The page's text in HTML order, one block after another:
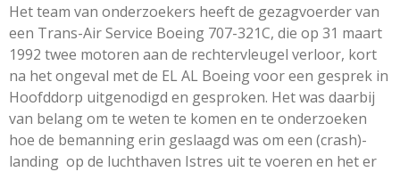
Het team van onderzoekers heeft de gezagvoerder van
een Trans-Air Service Boeing 707-321C, die op 31 maart
1992 twee motoren aan de rechtervleugel verloor, kort
na het ongeval met de EL AL Boeing voor een gesprek in
Hoofddorp uitgenodigd en gesproken. Het was daarbij
van belang om te weten te komen en te onderzoeken
hoe de bemanning erin geslaagd was om een (crash)-
landing op de luchthaven Istres uit te voeren en het er